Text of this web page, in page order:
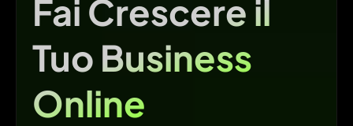
Fai Crescere il
Tuo Business
Online